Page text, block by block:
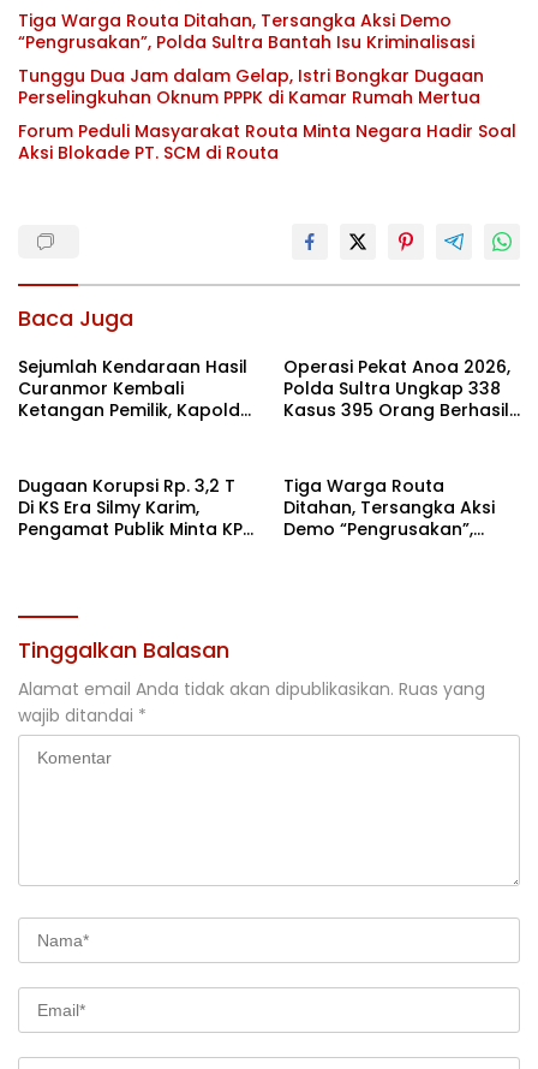
Tiga Warga Routa Ditahan, Tersangka Aksi Demo
“Pengrusakan”, Polda Sultra Bantah Isu Kriminalisasi
Tunggu Dua Jam dalam Gelap, Istri Bongkar Dugaan
Perselingkuhan Oknum PPPK di Kamar Rumah Mertua
Forum Peduli Masyarakat Routa Minta Negara Hadir Soal
Aksi Blokade PT. SCM di Routa
Baca Juga
Sejumlah Kendaraan Hasil
Curanmor Kembali
Ketangan Pemilik, Kapolda
Operasi Pekat Anoa 2026,
Polda Sultra Ungkap 338
Kasus 395 Orang Berhasil
Dugaan Korupsi Rp. 3,2 T
Di KS Era Silmy Karim,
Pengamat Publik Minta KPK
Tiga Warga Routa
Ditahan, Tersangka Aksi
Demo “Pengrusakan”,
Tinggalkan Balasan
Alamat email Anda tidak akan dipublikasikan. Ruas yang
wajib ditandai *